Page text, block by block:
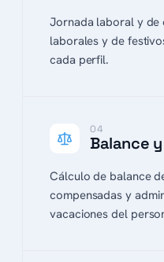
Jornada laboral y de
laborales y de
cada perfil.
04
Balance
Cálculo de balance
compensadas y
vacaciones del